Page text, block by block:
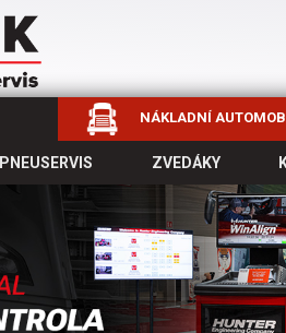
NÁKLADNÍ
PNEUSERVIS ZVEDÁKY